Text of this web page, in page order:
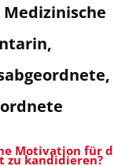
Medizinische
Motivation für
zu kandidieren?